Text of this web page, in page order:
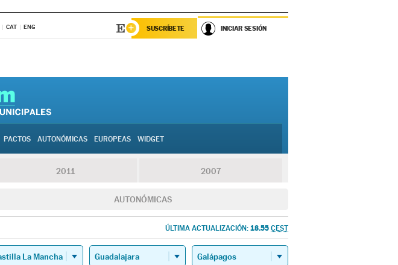
CAT ENG SUSCRÍBETE INICIAR SESIÓN
PACTOS AUTONÓMICAS EUROPEAS WIDGET
2011 2007
AUTONÓMICAS
ÚLTIMA ACTUALIZACIÓN: 18.55 CEST